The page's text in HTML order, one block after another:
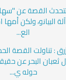
تتحدث القصة عن
البيانو، ولكن
الع...
: تناولت القصة
ثعبان البحر عن
حوله ي...